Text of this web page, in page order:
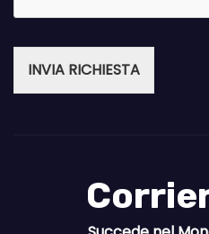
INVIA RICHIESTA